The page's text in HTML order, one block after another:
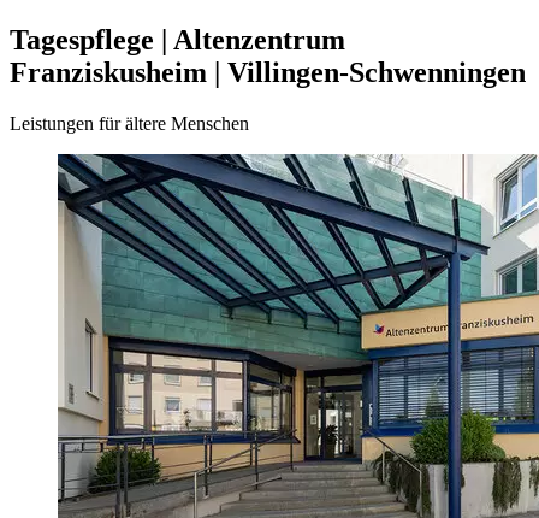
Tagespflege | Altenzentrum
Franziskusheim | Villingen-Schwenningen
Leistungen für ältere Menschen